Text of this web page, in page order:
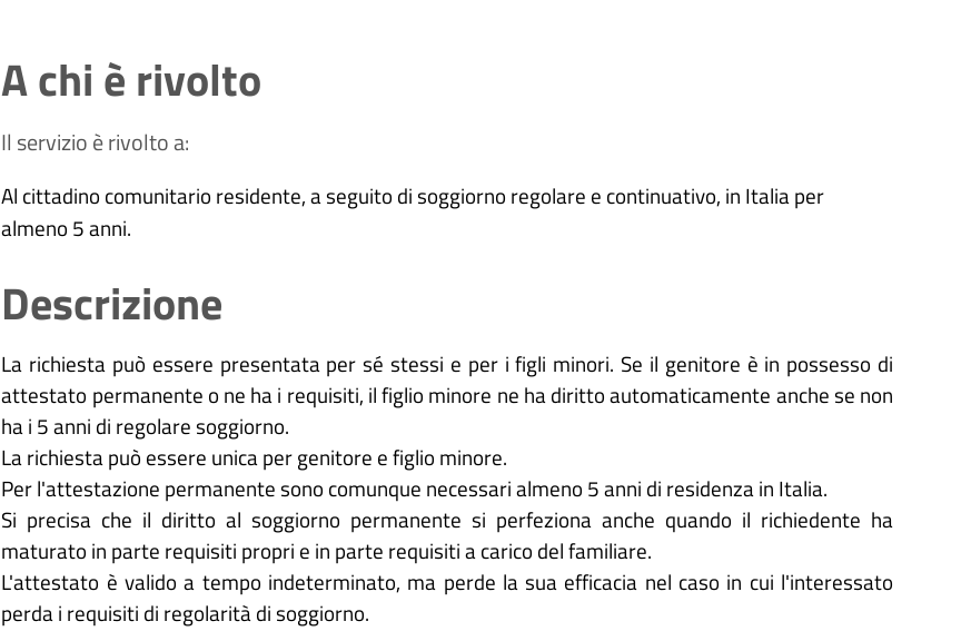
A chi è rivolto
Il servizio è rivolto a:
Al cittadino comunitario residente, a seguito di soggiorno regolare e continuativo, in Italia per
almeno 5 anni.
Descrizione
La richiesta può essere presentata per sé stessi e per i figli minori. Se il genitore è in possesso di
attestato permanente o ne ha i requisiti, il figlio minore ne ha diritto automaticamente anche se non
ha i 5 anni di regolare soggiorno.
La richiesta può essere unica per genitore e figlio minore.
Per l'attestazione permanente sono comunque necessari almeno 5 anni di residenza in Italia.
Si precisa che il diritto al soggiorno permanente si perfeziona anche quando il richiedente ha
maturato in parte requisiti propri e in parte requisiti a carico del familiare.
L'attestato è valido a tempo indeterminato, ma perde la sua efficacia nel caso in cui l'interessato
perda i requisiti di regolarità di soggiorno.